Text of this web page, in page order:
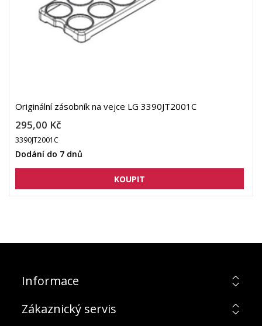
Originální zásobník na vejce LG 3390JT2001C
295,00 Kč
3390JT2001C
Dodání do 7 dnů
Informace
Zákaznický servis